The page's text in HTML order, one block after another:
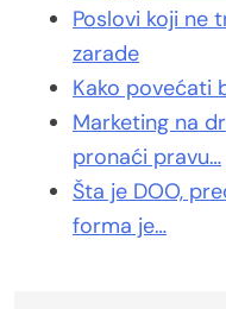
Poslovi koji ne
zarade
Kako povećati
Marketing na
pronaći pravu…
Šta je DOO,
forma je…